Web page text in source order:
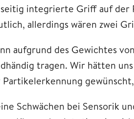
integrierte Griff auf der
allerdings wären zwei
aufgrund des Gewichtes
tragen. Wir hätten
Partikelerkennung
Schwächen bei Sensorik